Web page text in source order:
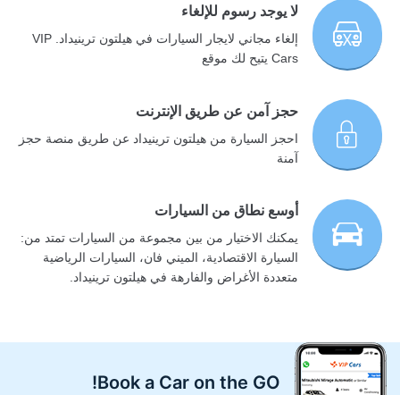
لا يوجد رسوم للإلغاء
إلغاء مجاني لايجار السيارات في هيلتون ترينيداد. VIP
Cars يتيح لك موقع
حجز آمن عن طريق الإنترنت
احجز السيارة من هيلتون ترينيداد عن طريق منصة حجز
آمنة
أوسع نطاق من السيارات
يمكنك الاختيار من بين مجموعة من السيارات تمتد من:
السيارة الاقتصادية، الميني فان، السيارات الرياضية
متعددة الأغراض والفارهة في هيلتون ترينيداد.
Book a Car on the GO!